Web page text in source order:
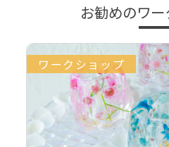
お勧めのワ
ワークショップ